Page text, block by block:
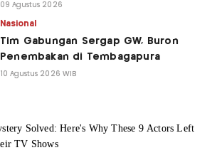
09 Agustus 2026
Nasional
Tim Gabungan Sergap GW, Buron
Penembakan di Tembagapura
10 Agustus 2026 WIB